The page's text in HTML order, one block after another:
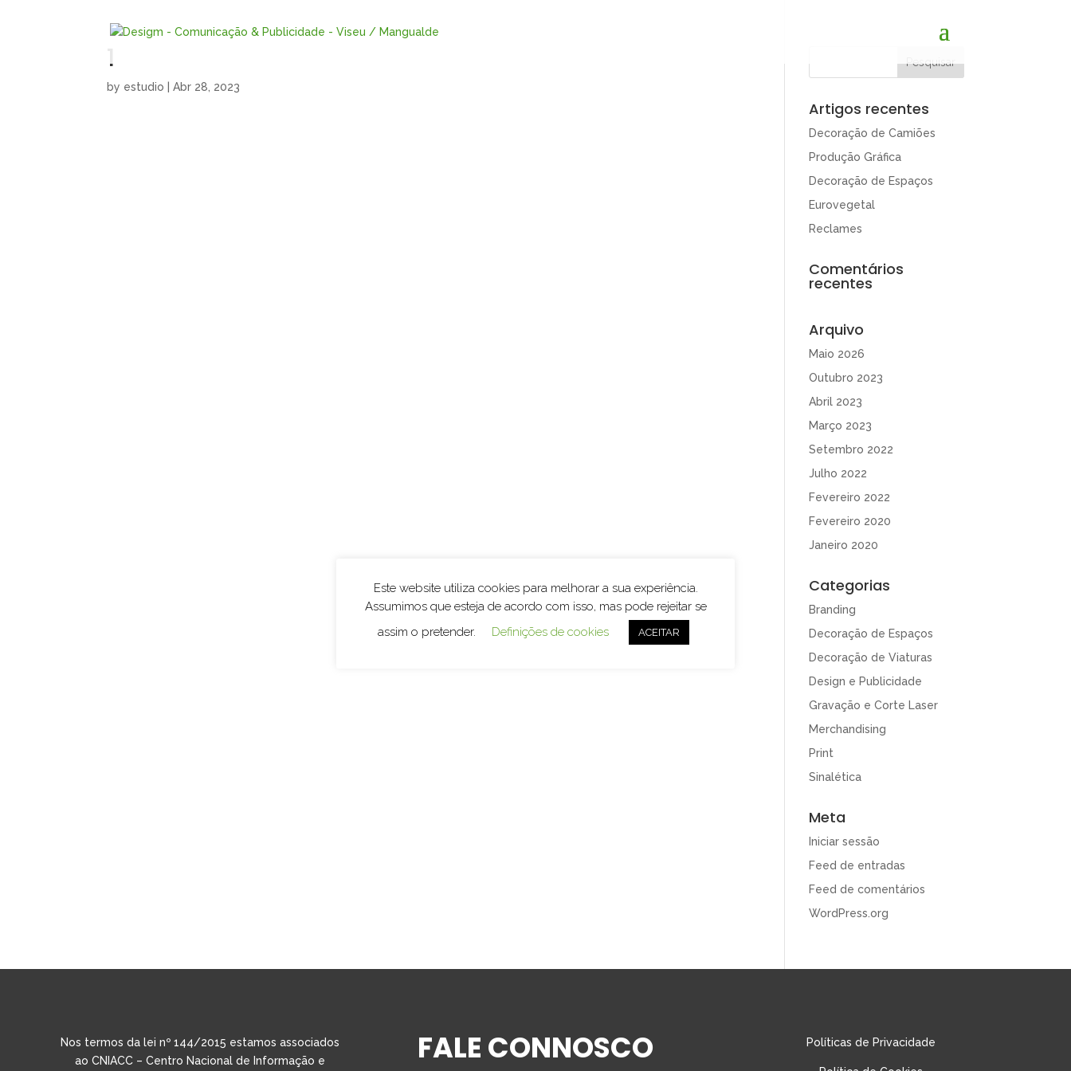
1
by estudio |Abr 28, 2023
Artigos recentes
Decoração de Camiões
Produção Gráfica
Decoração de Espaços
Eurovegetal
Reclames
Comentários
recentes
Arquivo
Maio 2026
Outubro 2023
Abril 2023
Março 2023
Setembro 2022
Julho 2022
Fevereiro 2022
Fevereiro 2020
Janeiro 2020
Categorias
Branding
Decoração de Espaços
Decoração de Viaturas
Design e Publicidade
Gravação e Corte Laser
Merchandising
Print
Sinalética
Meta
Iniciar sessão
Feed de entradas
Feed de comentários
WordPress.org
Nos termos da lei nº 144/2015 estamos associados
ao CNIACC – Centro Nacional de Informação e
FALE CONNOSCO Políticas de Privacidade
Este website utiliza cookies para melhorar a sua experiência.
Assumimos que esteja de acordo com isso, mas pode rejeitar se
assim o pretender.
Definições de cookies ACEITAR